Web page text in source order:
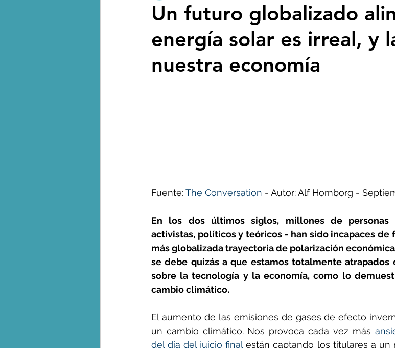
Amazonas - Selvas tropicales - Bosq Artico - Antártida -
Crisis global-Colapso -Covid Decrecimiento/Economía
Ecoansiedad - Psicología Espiritualidad
Eventos extremos e impactos Filosofía - Sociología
George Monbiot en español Huella de carbono
Un futuro globalizado
energía solar es irreal, y
nuestra economía
Fuente: The Conversation - Autor: Alf Hornborg -
En los dos últimos siglos, millones de personas
activistas, políticos y teóricos - han sido incapaces de
más globalizada trayectoria de polarización
se debe quizás a que estamos totalmente atrapados
sobre la tecnología y la economía, como lo
cambio climático.
El aumento de las emisiones de gases de efecto
un cambio climático. Nos provoca cada vez más
del día del juicio final están captando los titulares a un